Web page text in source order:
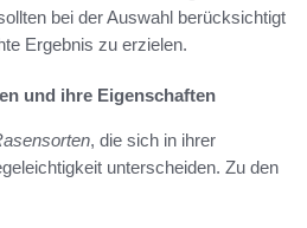
bei der Auswahl berücksichtigt
Ergebnis zu erzielen.
und ihre Eigenschaften
, die sich in ihrer
unterscheiden. Zu den